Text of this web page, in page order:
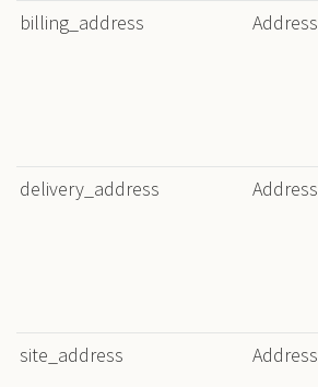
billing_address
Address
delivery_address
Address
site_address
Address